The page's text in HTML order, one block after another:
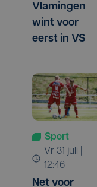
Vlamingen
wint voor
eerst in VS
Sport
vr 31 juli |
12:46
Net voor